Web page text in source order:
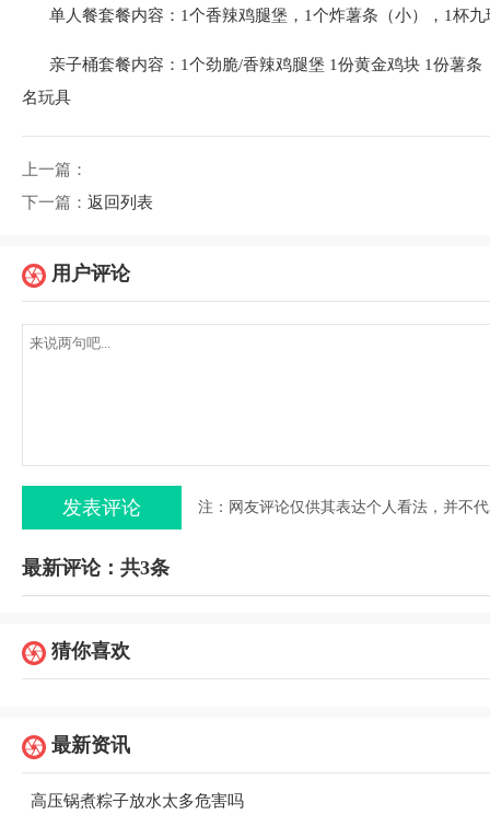
单人餐套餐内容：1个香辣鸡腿堡，1个炸薯条（小），1杯
亲子桶套餐内容：1个劲脆/香辣鸡腿堡 1份黄金鸡块 1份薯
名玩具
上一篇：
下一篇： 返回列表
用户评论
注：网友评论仅供其表达个人看法，并不
最新评论：共3条
猜你喜欢
最新资讯
高压锅煮粽子放水太多危害吗